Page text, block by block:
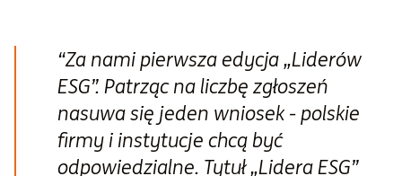
“Za nami pierwsza edycja „Liderów
ESG”. Patrząc na liczbę zgłoszeń
nasuwa się jeden wniosek - polskie
firmy i instytucje chcą być
odpowiedzialne. Tytuł „Lidera ESG”